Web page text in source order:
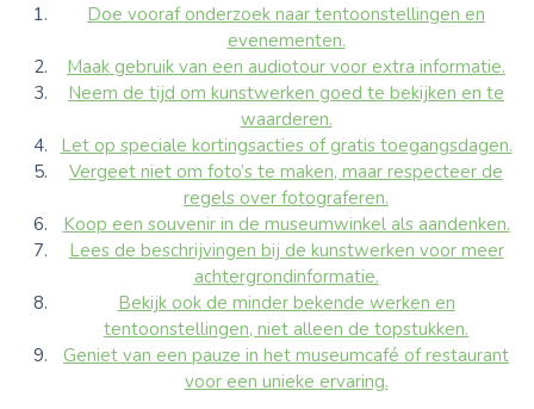
Doe vooraf onderzoek naar tentoonstellingen en
evenementen.
Maak gebruik van een audiotour voor extra informatie.
Neem de tijd om kunstwerken goed te bekijken en te
waarderen.
Let op speciale kortingsacties of gratis toegangsdagen.
Vergeet niet om foto’s te maken, maar respecteer de
regels over fotograferen.
Koop een souvenir in de museumwinkel als aandenken.
Lees de beschrijvingen bij de kunstwerken voor meer
achtergrondinformatie.
Bekijk ook de minder bekende werken en
tentoonstellingen, niet alleen de topstukken.
Geniet van een pauze in het museumcafé of restaurant
voor een unieke ervaring.